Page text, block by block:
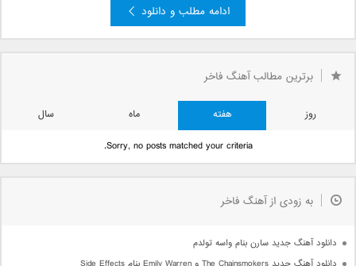
ادامه مطلب و دانلود
برترین مطالب آهنگ فاخر
روز هفته ماه
سال
Sorry, no posts matched your criteria.
به زودی از آهنگ فاخر
دانلود آهنگ جدید سارن بنام واسه تولدم